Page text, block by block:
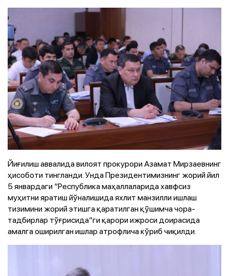
Йиғилиш аввалида вилоят прокурори Азамат Мирзаевнинг
ҳисоботи тингланди. Унда Президентимизнинг жорий йил
5 январдаги “Республика маҳаллаларида хавфсиз
муҳитни яратиш йўналишида яхлит манзилли ишлаш
тизимини жорий этишга қаратилган қўшимча чора-
тадбирлар тўғрисида”ги қарори ижроси доирасида
амалга оширилган ишлар атрофлича кўриб чиқилди.